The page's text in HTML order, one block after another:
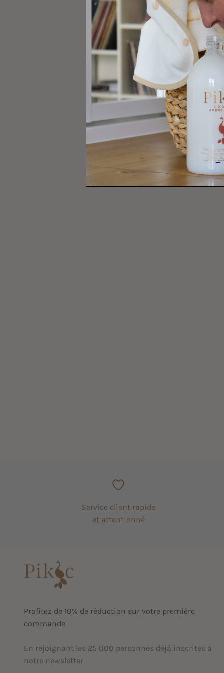
Service client rapide
et attentionné
Profitez de 10% de réduction sur votre première
commande
En rejoignant les 25 000 personnes déjà inscrites à
notre newsletter